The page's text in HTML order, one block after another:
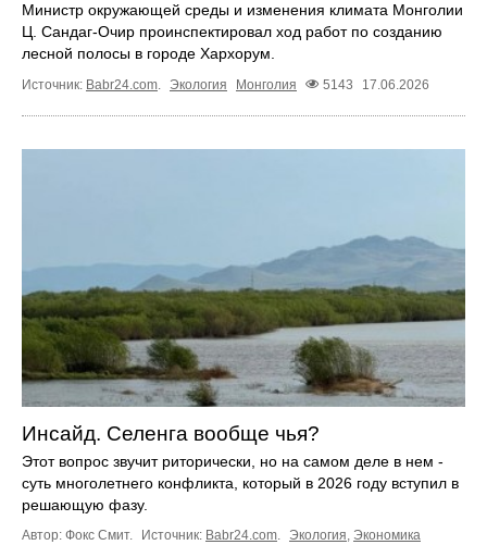
Министр окружающей среды и изменения климата Монголии
Ц. Сандаг-Очир проинспектировал ход работ по созданию
лесной полосы в городе Хархорум.
Источник: Babr24.com. Экология Монголия 5143 17.06.2026
Инсайд. Селенга вообще чья?
Этот вопрос звучит риторически, но на самом деле в нем -
суть многолетнего конфликта, который в 2026 году вступил в
решающую фазу.
Автор: Фокс Смит. Источник: Babr24.com. Экология, Экономика